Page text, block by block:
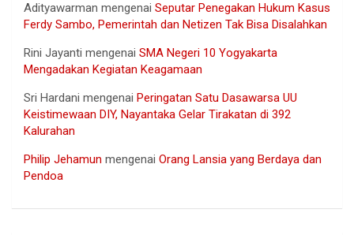
Adityawarman mengenai Seputar Penegakan Hukum Kasus
Ferdy Sambo, Pemerintah dan Netizen Tak Bisa Disalahkan
Rini Jayanti mengenai SMA Negeri 10 Yogyakarta
Mengadakan Kegiatan Keagamaan
Sri Hardani mengenai Peringatan Satu Dasawarsa UU
Keistimewaan DIY, Nayantaka Gelar Tirakatan di 392
Kalurahan
Philip Jehamun mengenai Orang Lansia yang Berdaya dan
Pendoa